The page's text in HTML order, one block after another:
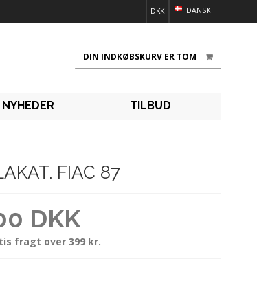
DANSK
DKK
DIN INDKØBSKURV ER TOM
NYHEDER TILBUD
FIAC 87
DKK
fragt over 399 kr.